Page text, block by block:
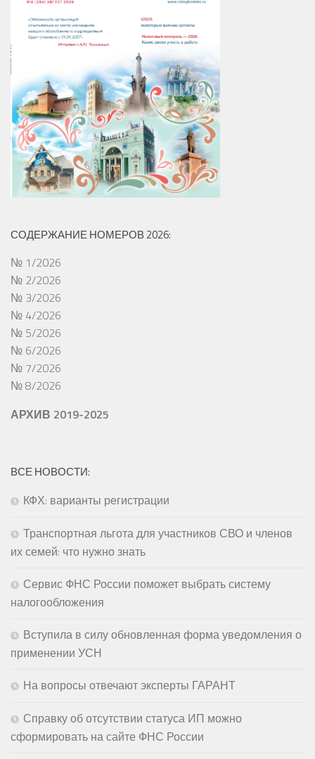
СОДЕРЖАНИЕ НОМЕРОВ 2026:
№ 1/2026
№ 2/2026
№ 3/2026
№ 4/2026
№ 5/2026
№ 6/2026
№ 7/2026
№ 8/2026
АРХИВ 2019-2025
ВСЕ НОВОСТИ:
КФХ: варианты регистрации
Транспортная льгота для участников СВО и членов
их семей: что нужно знать
Сервис ФНС России поможет выбрать систему
налогообложения
Вступила в силу обновленная форма уведомления о
применении УСН
На вопросы отвечают эксперты ГАРАНТ
Справку об отсутствии статуса ИП можно
сформировать на сайте ФНС России